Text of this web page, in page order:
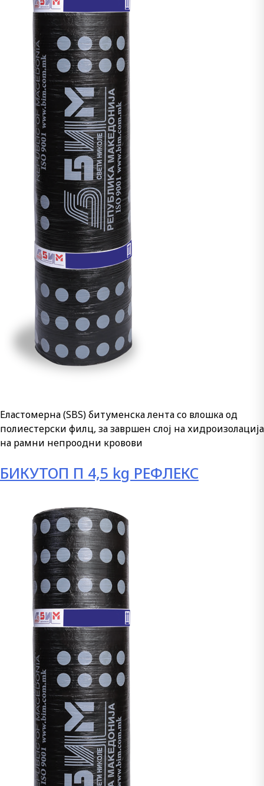
Еластомерна (SBS) битуменска лента со влошка од
полиестерски филц, за завршен слој на хидроизолација
на рамни непроодни кровови
БИКУТОП П 4,5 kg РЕФЛЕКС